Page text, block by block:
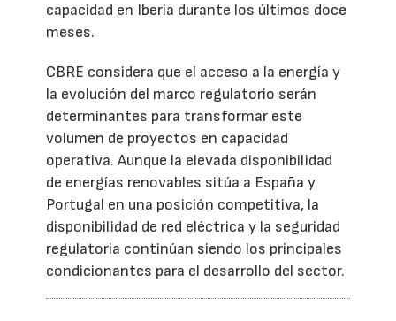
capacidad en Iberia durante los últimos doce
meses.
CBRE considera que el acceso a la energía y
la evolución del marco regulatorio serán
determinantes para transformar este
volumen de proyectos en capacidad
operativa. Aunque la elevada disponibilidad
de energías renovables sitúa a España y
Portugal en una posición competitiva, la
disponibilidad de red eléctrica y la seguridad
regulatoria continúan siendo los principales
condicionantes para el desarrollo del sector.